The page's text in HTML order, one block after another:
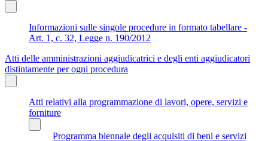
Informazioni sulle singole procedure in formato tabellare -
Art. 1, c. 32, Legge n. 190/2012
Atti delle amministrazioni aggiudicatrici e degli enti aggiudicatori
distintamente per ogni procedura
Atti relativi alla programmazione di lavori, opere, servizi e
forniture
Programma biennale degli acquisiti di beni e servizi